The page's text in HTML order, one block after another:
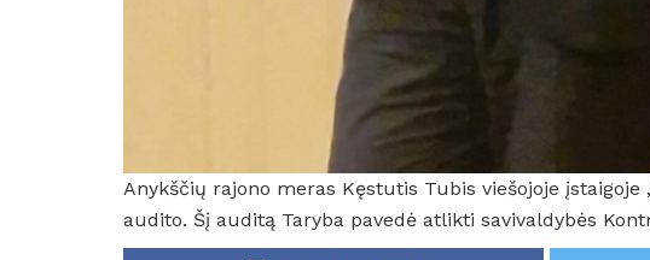
Anykščių rajono meras Kęstutis Tubis viešojoje įstaigoje
audito. Šį auditą Taryba pavedė atlikti savivaldybės